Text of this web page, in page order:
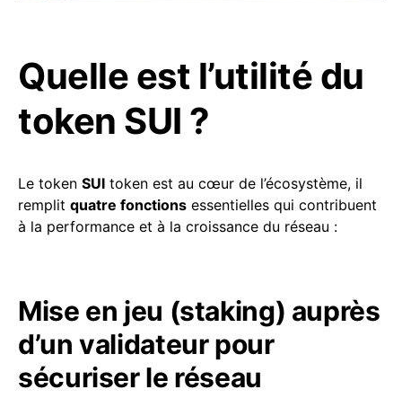
Quelle est l’utilité du
token SUI ?
Le token SUI token est au cœur de l’écosystème, il
remplit quatre fonctions essentielles qui contribuent
à la performance et à la croissance du réseau :
Mise en jeu (staking) auprès
d’un validateur pour
sécuriser le réseau